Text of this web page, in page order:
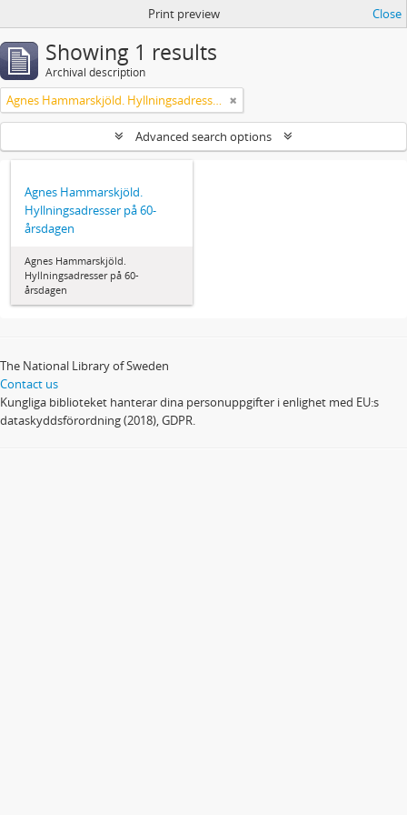
Print preview Close
Showing 1 results
Archival description
Agnes Hammarskjöld. Hyllningsadresser på 60-årsdagen
Advanced search options
Agnes Hammarskjöld.
Hyllningsadresser på 60-
årsdagen
Agnes Hammarskjöld.
Hyllningsadresser på 60-
årsdagen
The National Library of Sweden
Contact us
Kungliga biblioteket hanterar dina personuppgifter i enlighet med EU:s
dataskyddsförordning (2018), GDPR.